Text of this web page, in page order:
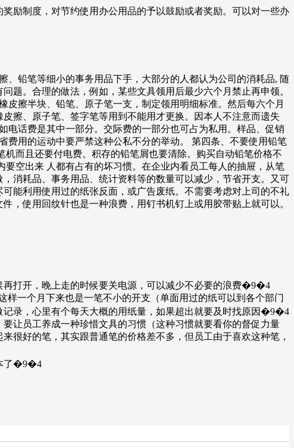
励制度，对节约使用办公用品的予以鼓励或者奖励。可以对一些办
、铅笔等细小的事务用品下手，大部分的人都认为公司的消耗品, 随
题。合理的做法，例如，某些文具领用后最少六个月禁止再申领。
擦半块、铅笔、原子笔一支，制定领用明细标准。然后每六个月
擦、原子笔、签字笔等用到不能用才更换。因本人不注意而遗失
电话费是其中一部分。交际费的一部分也可占为私用。样品、促销
费用的运动中要严禁这种公私不分的举动。 第四条、不要使用铅笔
而且还要付电费。积存的铅笔屑也要清除。购买自动铅笔价格不
空出来 人都有占有的坏习惯。在企业内看员工每人的抽屉，从笔
消耗品、事务用品、统计资料等的数量可以减少，节省开支。又可
能利用使用过的纸张反面，或广告废纸。不需要考虑对上司的不礼
，使用回纹针也是一种浪费，用钉书机钉上或用胶带贴上就可以。
再打开，晚上走的时候要关电源，可以减少不必要的浪费�9�4
一个月下来也是一笔不小的开支（单面用过的纸可以到各个部门
录，心里有个每天大概的用纸量，如果超出就要及时找原因�9�4
让员工养成一种珍惜文具的习惯（这种习惯就要看你的督促力量
很好的笔，其实跟普通笔的价格差不多，但员工由于喜欢这种笔，
了�9�4